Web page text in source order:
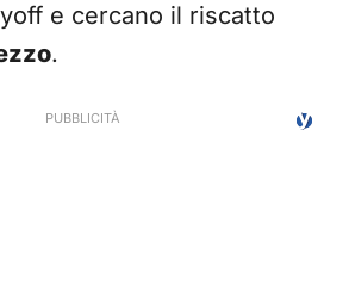
e cercano il riscatto
.